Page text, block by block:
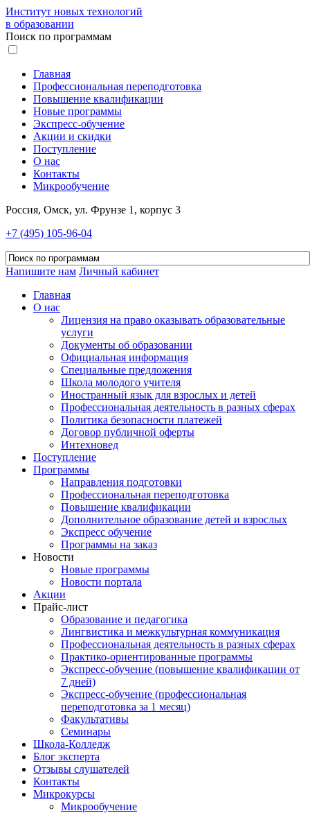
Институт новых технологий
в образовании
Поиск по программам
Главная
Профессиональная переподготовка
Повышение квалификации
Новые программы
Экспресс-обучение
Акции и скидки
Поступление
О нас
Контакты
Микрообучение
Россия, Омск, ул. Фрунзе 1, корпус 3
+7 (495) 105-96-04
Напишите нам Личный кабинет
Главная
О нас
Лицензия на право оказывать образовательные
услуги
Документы об образовании
Официальная информация
Специальные предложения
Школа молодого учителя
Иностранный язык для взрослых и детей
Профессиональная деятельность в разных сферах
Политика безопасности платежей
Договор публичной оферты
Интехновед
Поступление
Программы
Направления подготовки
Профессиональная переподготовка
Повышение квалификации
Дополнительное образование детей и взрослых
Экспресс обучение
Программы на заказ
Новости
Новые программы
Новости портала
Акции
Прайс-лист
Образование и педагогика
Лингвистика и межкультурная коммуникация
Профессиональная деятельность в разных сферах
Практико-ориентированные программы
Экспресс-обучение (повышение квалификации от
7 дней)
Экспресс-обучение (профессиональная
переподготовка за 1 месяц)
Факультативы
Семинары
Школа-Колледж
Блог эксперта
Отзывы слушателей
Контакты
Микрокурсы
Микрообучение